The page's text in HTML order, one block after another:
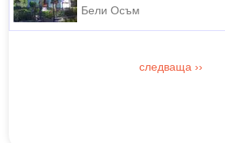
Бели Осъм
следваща ››